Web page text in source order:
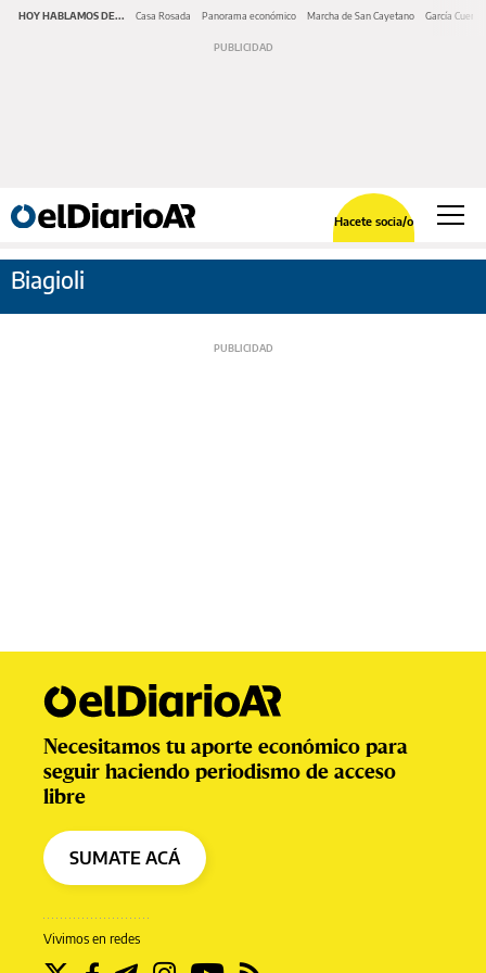
HOY HABLAMOS DE... Casa Rosada Panorama económico Marcha de San Cayetano García Cuerva
Hacete socia/o
Biagioli
Vivimos en redes
Necesitamos tu aporte económico para
seguir haciendo periodismo de acceso
libre
SUMATE ACÁ